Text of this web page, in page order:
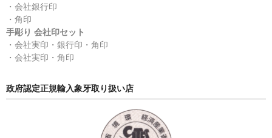
・会社銀行印
・角印
手彫り 会社印セット
・会社実印・銀行印・角印
・会社実印・角印
政府認定正規輸入象牙取り扱い店